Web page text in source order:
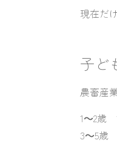
現在だ
子ど
農畜産
1～2歳
3～5歳